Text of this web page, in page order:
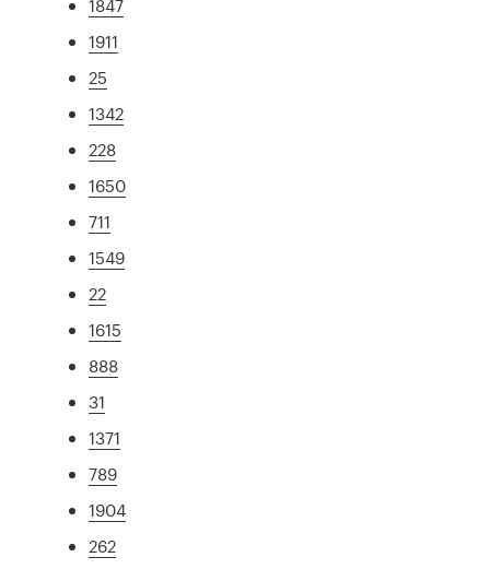
1847
1911
25
1342
228
1650
711
1549
22
1615
888
31
1371
789
1904
262